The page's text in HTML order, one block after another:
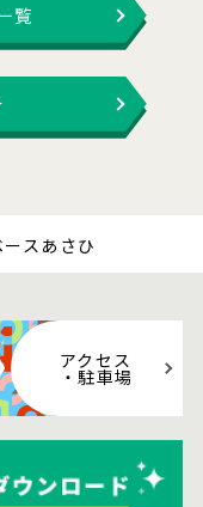
覧
スあさひ
アクセス
・駐車場